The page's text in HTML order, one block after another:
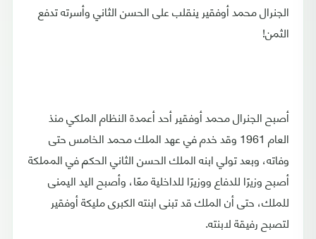
الجنرال محمد أوفقير ينقلب على الحسن الثاني وأسرته تدفع
الثمن!
أصبح الجنرال محمد أوفقير أحد أعمدة النظام الملكي منذ
العام 1961 وقد خدم في عهد الملك محمد الخامس حتى
وفاته، وبعد تولي ابنه الملك الحسن الثاني الحكم في المملكة
أصبح وزيرًا للدفاع ووزيرًا للداخلية معًا، وأصبح اليد اليمنى
للملك، حتى أن الملك قد تبنى ابنته الكبرى مليكة أوفقير
لتصبح رفيقة لابنته.